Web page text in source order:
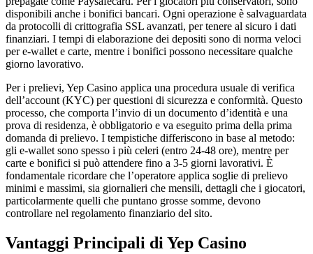
disponibili anche i bonifici bancari. Ogni operazione è salvaguardata
da protocolli di crittografia SSL avanzati, per tenere al sicuro i dati
finanziari. I tempi di elaborazione dei depositi sono di norma veloci
per e-wallet e carte, mentre i bonifici possono necessitare qualche
giorno lavorativo.
Per i prelievi, Yep Casino applica una procedura usuale di verifica
dell’account (KYC) per questioni di sicurezza e conformità. Questo
processo, che comporta l’invio di un documento d’identità e una
prova di residenza, è obbligatorio e va eseguito prima della prima
domanda di prelievo. I tempistiche differiscono in base al metodo:
gli e-wallet sono spesso i più celeri (entro 24-48 ore), mentre per
carte e bonifici si può attendere fino a 3-5 giorni lavorativi. È
fondamentale ricordare che l’operatore applica soglie di prelievo
minimi e massimi, sia giornalieri che mensili, dettagli che i giocatori,
particolarmente quelli che puntano grosse somme, devono
controllare nel regolamento finanziario del sito.
Vantaggi Principali di Yep Casino